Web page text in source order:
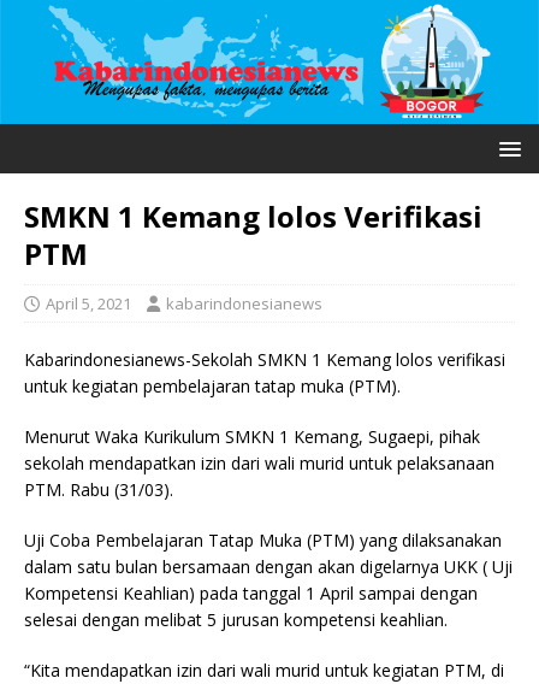
SMKN 1 Kemang lolos Verifikasi
PTM
April 5, 2021 kabarindonesianews
Kabarindonesianews-Sekolah SMKN 1 Kemang lolos verifikasi
untuk kegiatan pembelajaran tatap muka (PTM).
Menurut Waka Kurikulum SMKN 1 Kemang, Sugaepi, pihak
sekolah mendapatkan izin dari wali murid untuk pelaksanaan
PTM. Rabu (31/03).
Uji Coba Pembelajaran Tatap Muka (PTM) yang dilaksanakan
dalam satu bulan bersamaan dengan akan digelarnya UKK ( Uji
Kompetensi Keahlian) pada tanggal 1 April sampai dengan
selesai dengan melibat 5 jurusan kompetensi keahlian.
“Kita mendapatkan izin dari wali murid untuk kegiatan PTM, di